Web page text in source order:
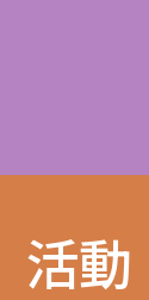
活動